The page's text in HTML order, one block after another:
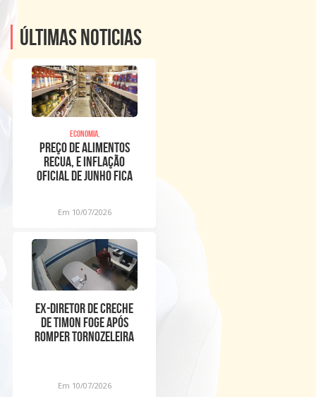
Últimas noticias
Economia,
Preço de alimentos
recua, e inflação
oficial de junho fica
Em 10/07/2026
Ex-diretor de creche
de Timon foge após
romper tornozeleira
Em 10/07/2026